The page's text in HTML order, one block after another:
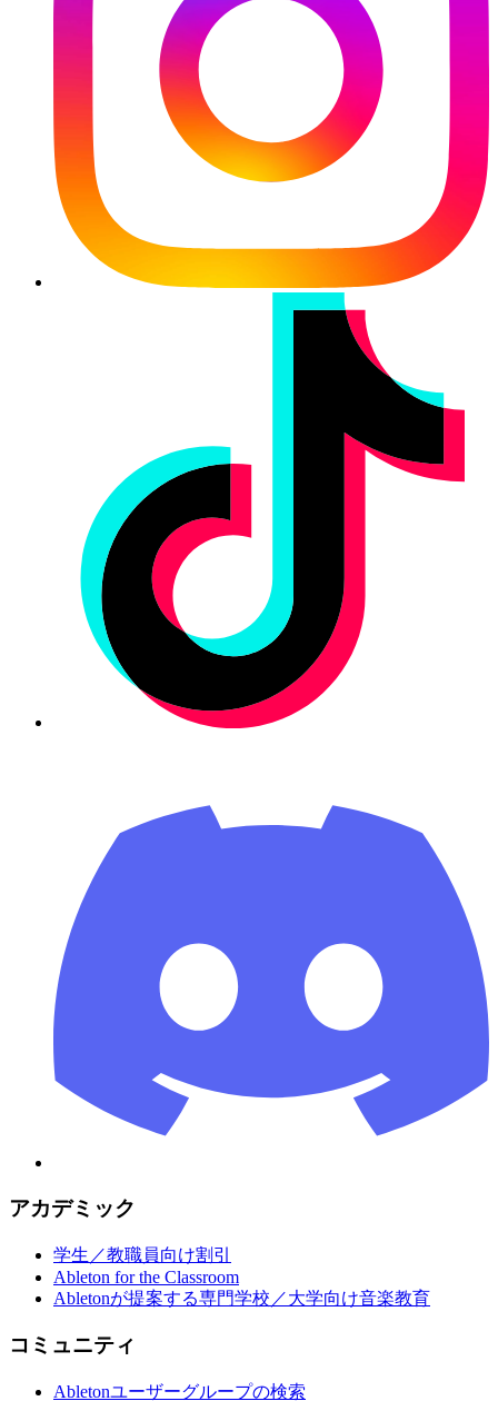
アカデミック
学生／教職員向け割引
Ableton for the Classroom
Abletonが提案する専門学校／大学向け音楽教育
コミュニティ
Abletonユーザーグループの検索